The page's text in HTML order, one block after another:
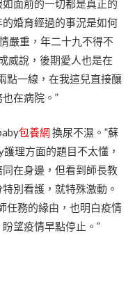
面前的一切都是真正的
婚育經過的事況是如何
嚴重，年二十九不得不
威說，後期愛人也是在
點一線，在我這兒直接釀
在病院。”
包養網 換尿不濕。”蘇
理方面的題目不太懂，
在身邊，但看到師長教
別看護，就特殊激動。
任務的緣由，也明白疫情
望疫情早點停止。”